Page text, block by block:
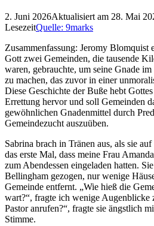
2. Juni 2026Aktualisiert am 28. Mai
LesezeitQuelle: 9marks
Zusammenfassung: Jeromy Blomquist
Gott zwei Gemeinden, die tausende
waren, gebrauchte, um seine Gnade
zu machen, das zuvor in einer
Diese Geschichte der Buße hebt
Errettung hervor und soll Gemeinden
gewöhnlichen Gnadenmittel durch
Gemeindezucht auszuüben.
Sabrina brach in Tränen aus, als sie
das erste Mal, dass meine Frau
zum Abendessen eingeladen hatten.
Bellingham gezogen, nur wenige
Gemeinde entfernt. „Wie hieß die
wart?“, fragte ich wenige Augenblicke
Pastor anrufen?“, fragte sie ängstlich
Stimme.